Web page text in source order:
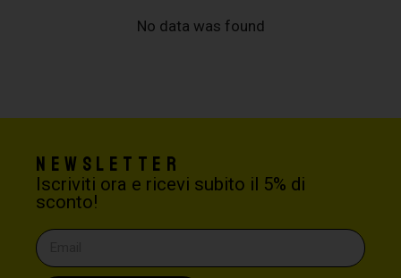
No data was found
Newsletter
Iscriviti ora e ricevi subito il 5% di
sconto!